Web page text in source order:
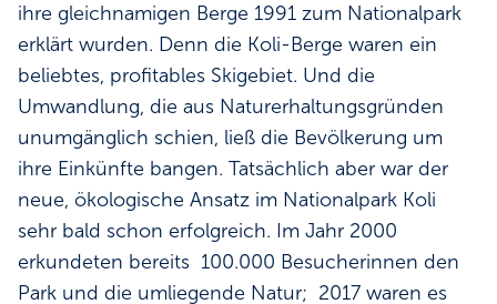
ihre gleichnamigen Berge 1991 zum Nationalpark
erklärt wurden. Denn die Koli-Berge waren ein
beliebtes, profitables Skigebiet. Und die
Umwandlung, die aus Naturerhaltungsgründen
unumgänglich schien, ließ die Bevölkerung um
ihre Einkünfte bangen. Tatsächlich aber war der
neue, ökologische Ansatz im Nationalpark Koli
sehr bald schon erfolgreich. Im Jahr 2000
erkundeten bereits 100.000 Besucherinnen den
Park und die umliegende Natur; 2017 waren es